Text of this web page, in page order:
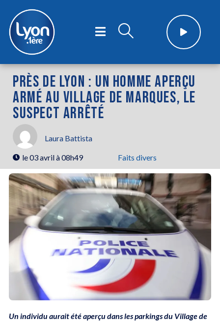
PRÈS DE LYON : UN HOMME APERÇU
ARMÉ AU VILLAGE DE MARQUES, LE
SUSPECT ARRÊTÉ
Laura Battista
le03 avril à 08h49 Faits divers
Un individu aurait été aperçu dans les parkings du Village de